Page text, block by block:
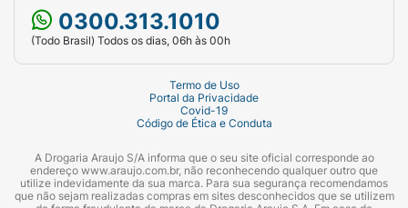
0300.313.1010
(Todo Brasil) Todos os dias, 06h às 00h
Termo de Uso
Portal da Privacidade
Covid-19
Código de Ética e Conduta
A Drogaria Araujo S/A informa que o seu site oficial corresponde ao
endereço www.araujo.com.br, não reconhecendo qualquer outro que
utilize indevidamente da sua marca. Para sua segurança recomendamos
que não sejam realizadas compras em sites desconhecidos que se utilizem